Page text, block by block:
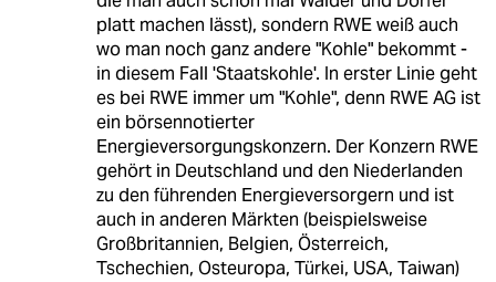
platt machen lässt), sondern RWE weiß auch
wo man noch ganz andere "Kohle" bekommt -
in diesem Fall 'Staatskohle'. In erster Linie geht
es bei RWE immer um "Kohle", denn RWE AG ist
ein börsennotierter
Energieversorgungskonzern. Der Konzern RWE
gehört in Deutschland und den Niederlanden
zu den führenden Energieversorgern und ist
auch in anderen Märkten (beispielsweise
Großbritannien, Belgien, Österreich,
Tschechien, Osteuropa, Türkei, USA, Taiwan)